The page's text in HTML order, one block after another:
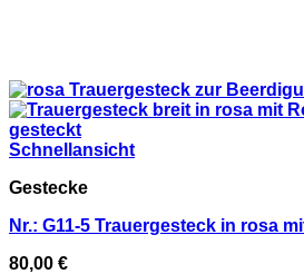
Schnellansicht
Gestecke
Nr.: G11-5 Trauergesteck in rosa
80,00 €